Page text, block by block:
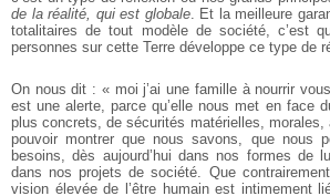
de la réalité, qui est globale. Et la meilleure
totalitaires de tout modèle de société, c’est
personnes sur cette Terre développe ce type de
On nous dit : « moi j’ai une famille à nourrir
est une alerte, parce qu’elle nous met en face
plus concrets, de sécurités matérielles,
pouvoir montrer que nous savons, que nous
besoins, dès aujourd’hui dans nos formes de
dans nos projets de société. Que
vision élevée de l’être humain est intimement